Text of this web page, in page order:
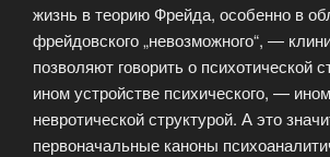
жизнь в теорию Фрейда, особенно в
фрейдовского „невозможного“, —
позволяют говорить о психотической
ином устройстве психического, —
невротической структурой. А это
первоначальные каноны